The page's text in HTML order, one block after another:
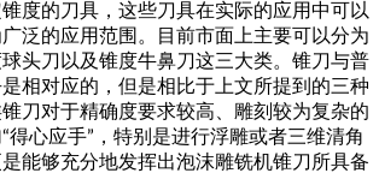
度的刀具，这些刀具在实际的应用中可以
泛的应用范围。目前市面上主要可以分为
头刀以及锥度牛鼻刀这三大类。锥刀与普
相对应的，但是相比于上文所提到的三种
刀对于精确度要求较高、雕刻较为复杂的
得心应手”，特别是进行浮雕或者三维清角
能够充分地发挥出泡沫雕铣机锥刀所具备